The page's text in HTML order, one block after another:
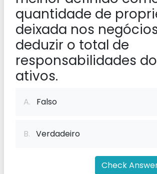
quantidade de
deixada nos
deduzir o total de
responsabilidades
ativos.
A. Falso
B. Verdadeiro
Check